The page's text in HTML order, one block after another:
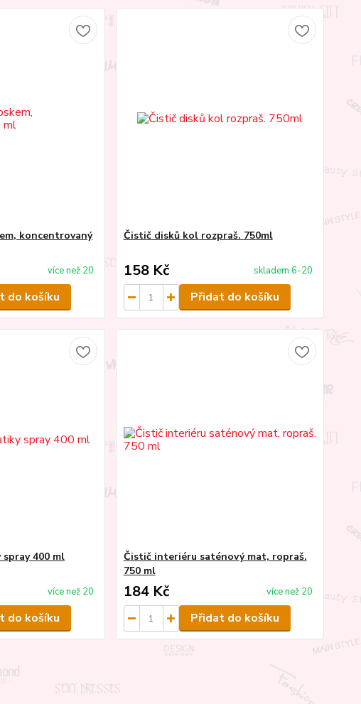
koncentrovaný
více než 20
do košíku
Čistič disků kol rozpraš. 750ml
158 Kč skladem 6-20
Přidat do košíku
400 ml
více než 20
do košíku
Čistič interiéru saténový mat, ropraš.
750 ml
184 Kč více než 20
Přidat do košíku